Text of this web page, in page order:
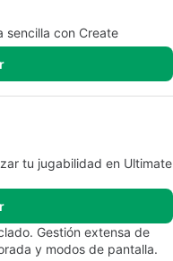
sencilla con Create
tu jugabilidad en Ultimate
Gestión extensa de
y modos de pantalla.